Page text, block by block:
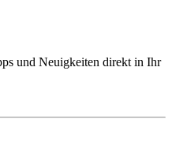
und Neuigkeiten direkt in Ihr